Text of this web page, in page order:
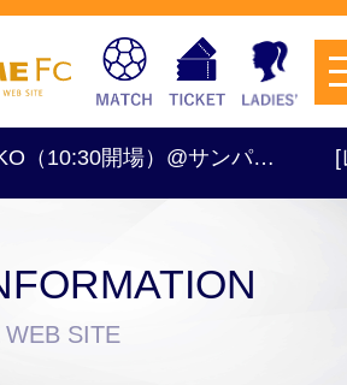
購入
10:30開場）@サンパ… [レ
SITE